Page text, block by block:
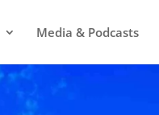
Media & Podcasts